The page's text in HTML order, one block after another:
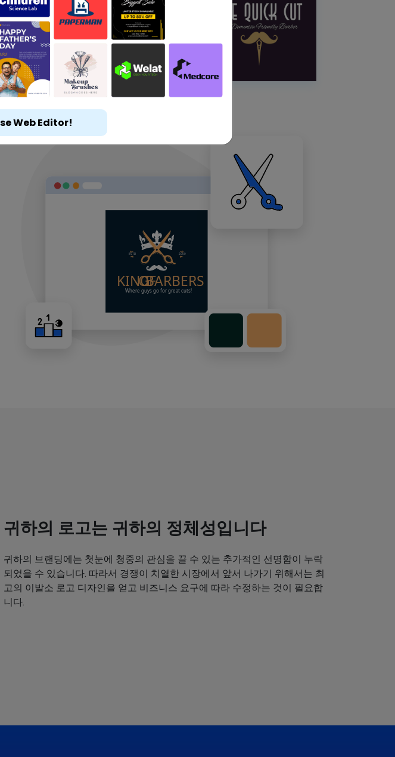
귀하의 로고는 귀하의 정체성입니다
귀하의 브랜딩에는 첫눈에 청중의 관심을 끌 수 있는 추가적인 선명함이 누락
되었을 수 있습니다. 따라서 경쟁이 치열한 시장에서 앞서 나가기 위해서는 최
고의 이발소 로고 디자인을 얻고 비즈니스 요구에 따라 수정하는 것이 필요합
니다.
Web Editor!